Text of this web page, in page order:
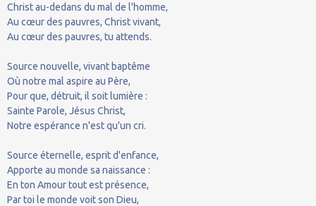
Christ au-dedans du mal de l'homme,
Au cœur des pauvres, Christ vivant,
Au cœur des pauvres, tu attends.
Source nouvelle, vivant baptême
Où notre mal aspire au Père,
Pour que, détruit, il soit lumière :
Sainte Parole, Jésus Christ,
Notre espérance n'est qu'un cri.
Source éternelle, esprit d'enfance,
Apporte au monde sa naissance :
En ton Amour tout est présence,
Par toi le monde voit son Dieu,